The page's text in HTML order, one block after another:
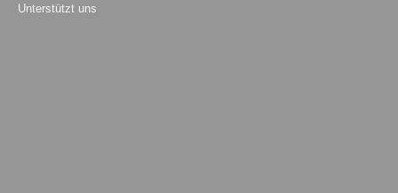
Unterstützt uns